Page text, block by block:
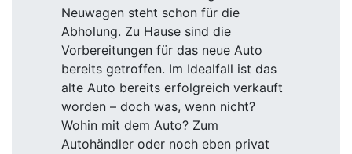
Neuwagen steht schon für die
Abholung. Zu Hause sind die
Vorbereitungen für das neue Auto
bereits getroffen. Im Idealfall ist das
alte Auto bereits erfolgreich verkauft
worden – doch was, wenn nicht?
Wohin mit dem Auto? Zum
Autohändler oder noch eben privat